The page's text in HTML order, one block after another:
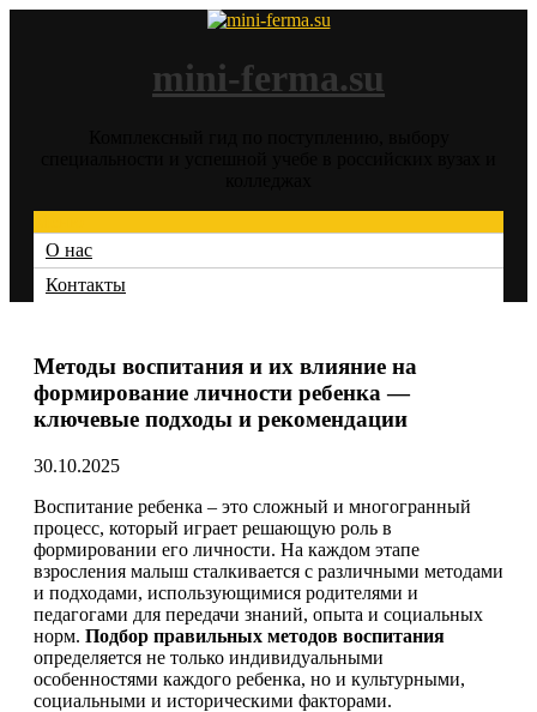
mini-ferma.su
О нас
Контакты
Методы воспитания и их влияние на
формирование личности ребенка —
ключевые подходы и рекомендации
30.10.2025
Воспитание ребенка – это сложный и многогранный
процесс, который играет решающую роль в
формировании его личности. На каждом этапе
взросления малыш сталкивается с различными методами
и подходами, использующимися родителями и
педагогами для передачи знаний, опыта и социальных
норм. Подбор правильных методов воспитания
определяется не только индивидуальными
особенностями каждого ребенка, но и культурными,
социальными и историческими факторами.